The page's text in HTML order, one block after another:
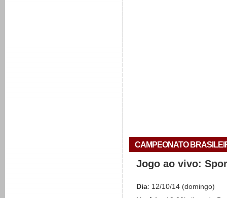
CAMPEONATO
Jogo ao vivo:
Dia: 12/10/14 (domingo)